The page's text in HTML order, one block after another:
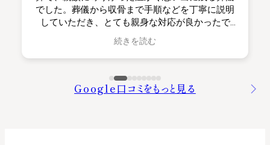
でした。葬儀から収骨まで手順などを丁寧に説明
していただき、とても親身な対応が良かったで
す。本当にありがとうございました。
続きを読む
Google口コミをもっと見る